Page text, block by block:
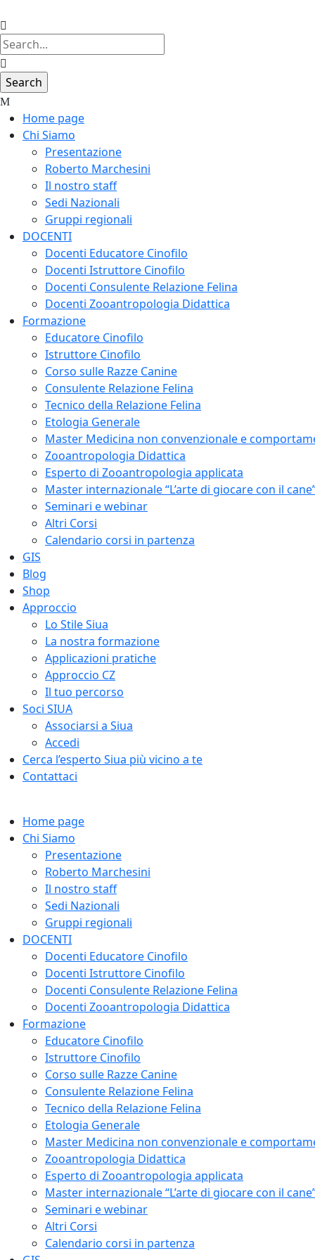
Home page
Chi Siamo
Presentazione
Roberto Marchesini
Il nostro staff
Sedi Nazionali
Gruppi regionali
DOCENTI
Docenti Educatore Cinofilo
Docenti Istruttore Cinofilo
Docenti Consulente Relazione Felina
Docenti Zooantropologia Didattica
Formazione
Educatore Cinofilo
Istruttore Cinofilo
Corso sulle Razze Canine
Consulente Relazione Felina
Tecnico della Relazione Felina
Etologia Generale
Master Medicina non convenzionale e
Zooantropologia Didattica
Esperto di Zooantropologia applicata
Master internazionale “L’arte di giocare con il
Seminari e webinar
Altri Corsi
Calendario corsi in partenza
GIS
Blog
Shop
Approccio
Lo Stile Siua
La nostra formazione
Applicazioni pratiche
Approccio CZ
Il tuo percorso
Soci SIUA
Associarsi a Siua
Accedi
Cerca l’esperto Siua più vicino a te
Contattaci
Home page
Chi Siamo
Presentazione
Roberto Marchesini
Il nostro staff
Sedi Nazionali
Gruppi regionali
DOCENTI
Docenti Educatore Cinofilo
Docenti Istruttore Cinofilo
Docenti Consulente Relazione Felina
Docenti Zooantropologia Didattica
Formazione
Educatore Cinofilo
Istruttore Cinofilo
Corso sulle Razze Canine
Consulente Relazione Felina
Tecnico della Relazione Felina
Etologia Generale
Master Medicina non convenzionale e
Zooantropologia Didattica
Esperto di Zooantropologia applicata
Master internazionale “L’arte di giocare con il
Seminari e webinar
Altri Corsi
Calendario corsi in partenza